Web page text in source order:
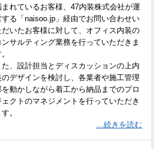
まれているお客様、47内装株式会社が運
する「naisoo.jp」経由でお問い合わせい
だいたお客様に対して、オフィス内装の
ンサルティング業務を行っていただきま
た、設計担当とディスカッションの上内
のデザインを検討し、各業者や施工管理
を動かしながら着工から納品までのプロ
ェクトのマネジメントを行っていただき
す。
…続きを読む